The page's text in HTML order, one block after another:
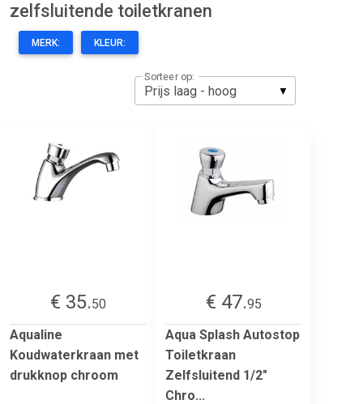
zelfsluitende toiletkranen
MERK: KLEUR:
Sorteer op:
€ 35.50
Aqualine
Koudwaterkraan met
drukknop chroom
€ 47.95
Aqua Splash Autostop
Toiletkraan
Zelfsluitend 1/2"
Chro...